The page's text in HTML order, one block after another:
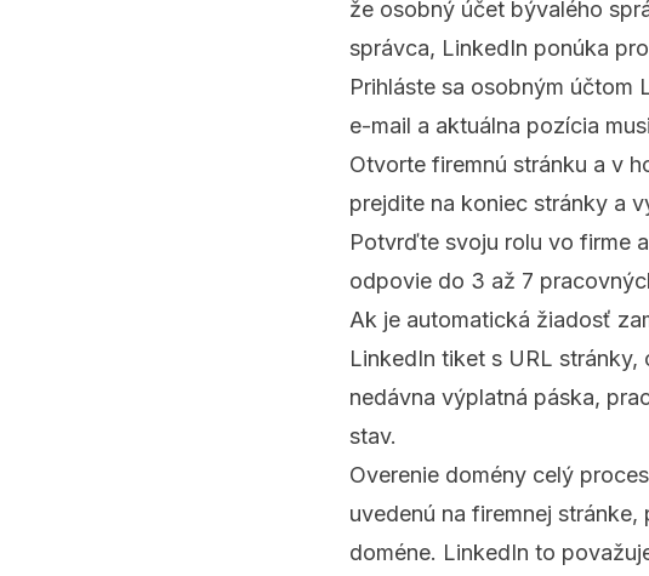
že osobný účet bývalého
správca, LinkedIn ponúka
Prihláste sa osobným
e-mail a aktuálna pozícia
Otvorte firemnú stránku a v
prejdite na koniec stránky a
Potvrďte svoju rolu vo firme
odpovie do 3 až 7
Ak je automatická žiadosť
LinkedIn tiket s URL
nedávna výplatná páska,
stav.
Overenie domény celý
uvedenú na firemnej
doméne. LinkedIn to